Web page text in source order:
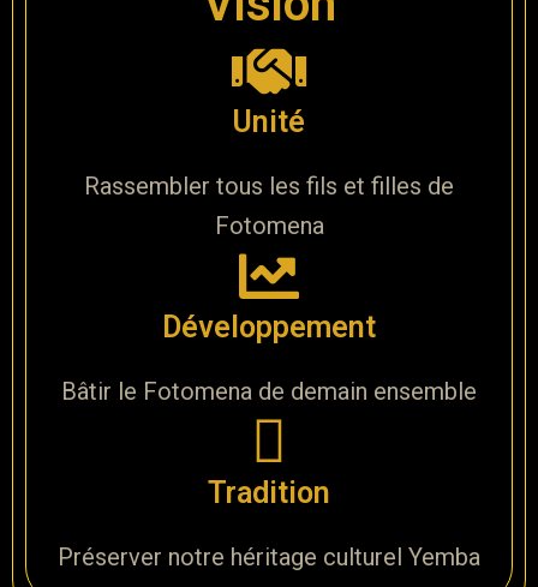
Unité
Rassembler tous les fils et filles de
Fotomena
Développement
Bâtir le Fotomena de demain ensemble
Tradition
Préserver notre héritage culturel Yemba